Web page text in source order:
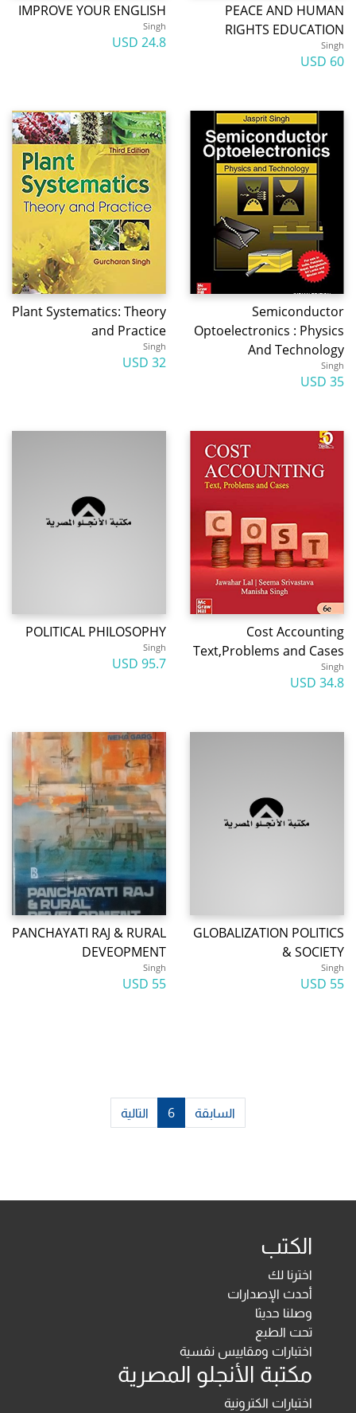
PEACE AND HUMAN
RIGHTS EDUCATION
Singh
60 USD
IMPROVE YOUR ENGLISH
Singh
24.8 USD
Semiconductor
Optoelectronics : Physics
And Technology
Singh
35 USD
Plant Systematics: Theory
and Practice
Singh
32 USD
Cost Accounting
Text,Problems and Cases
Singh
34.8 USD
POLITICAL PHILOSOPHY
Singh
95.7 USD
GLOBALIZATION POLITICS
& SOCIETY
Singh
55 USD
PANCHAYATI RAJ & RURAL
DEVEOPMENT
Singh
55 USD
السابقة 6 التالية
الكتب
اخترنا لك
أحدث الإصدارات
وصلنا حديثا
تحت الطبع
اختبارات ومقاييس نفسية
مكتبة الأنجلو المصرية
اختبارات الكترونية